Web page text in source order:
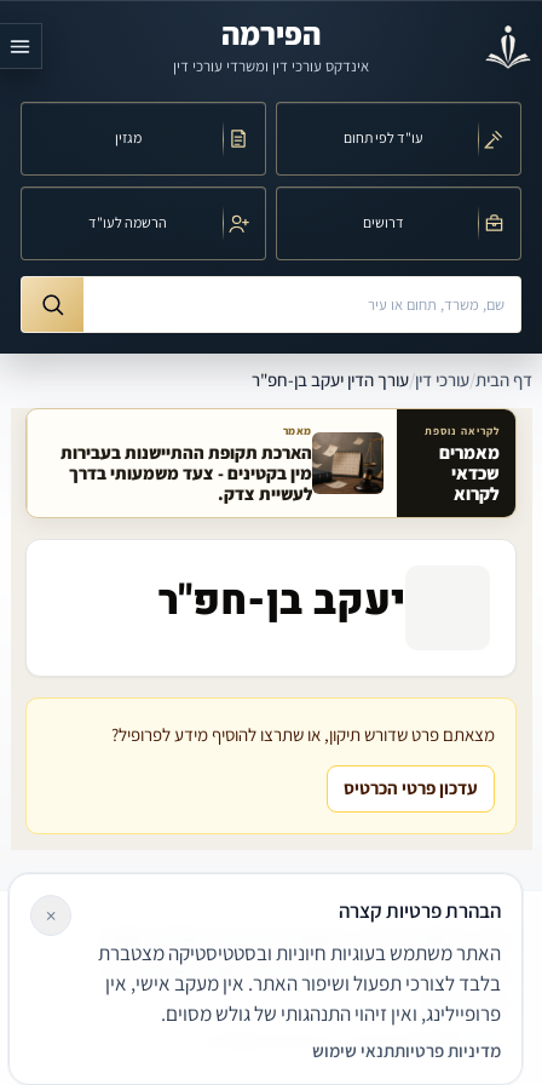
הפירמה
אינדקס עורכי דין ומשרדי עורכי דין
עו"ד לפי תחום מגזין
דרושים הרשמה לעו"ד
חיפוש לפי שם, משרד, תחום משפט או עיר
דף הבית/עורכי דין/עורך הדין יעקב בן-חפ"ר
מאמרים קשורים באתר
לקריאה נוספת
מאמרים
שכדאי
לקרוא
מאמר
הארכת תקופת ההתיישנות בעבירות
מין בקטינים - צעד משמעותי בדרך
לעשיית צדק.
יעקב בן-חפ"ר
מצאתם פרט שדורש תיקון, או שתרצו להוסיף מידע לפרופיל?
עדכון פרטי הכרטיס
שירותים משפטיים
דרושים צור קשר נגישותפרטיות
תנאי שימוש
© 2026 הפירמה. כל הזכויות שמורות.
הבהרת פרטיות קצרה
האתר משתמש בעוגיות חיוניות ובסטטיסטיקה מצטברת
בלבד לצורכי תפעול ושיפור האתר. אין מעקב אישי, אין
פרופיילינג, ואין זיהוי התנהגותי של גולש מסוים.
מדיניות פרטיותתנאי שימוש
×